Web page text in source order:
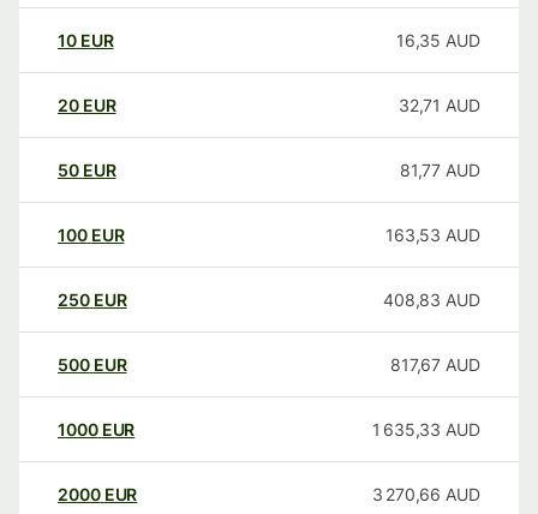
10 EUR 16,35 AUD
20 EUR 32,71 AUD
50 EUR 81,77 AUD
100 EUR 163,53 AUD
250 EUR 408,83 AUD
500 EUR 817,67 AUD
1000 EUR 1 635,33 AUD
2000 EUR 3 270,66 AUD